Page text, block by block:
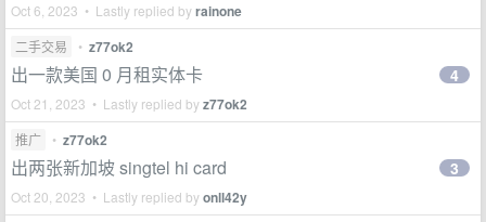
Oct 6, 2023 • Lastly replied byrainone
二手交易 • z77ok2
出一款美国 0 月租实体卡
Oct 21, 2023 • Lastly replied byz77ok2
4
推广 • z77ok2
出两张新加坡 singtel hi card
Oct 20, 2023 • Lastly replied byonll42y
3